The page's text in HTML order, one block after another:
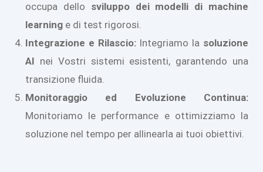
occupa dello sviluppo dei modelli di machine
learning e di test rigorosi.
Integrazione e Rilascio:Integriamo la soluzione
AI nei Vostri sistemi esistenti, garantendo una
transizione fluida.
Monitoraggio ed Evoluzione Continua:
Monitoriamo le performance e ottimizziamo la
soluzione nel tempo per allinearla ai tuoi obiettivi.